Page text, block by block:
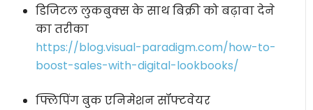
डिजिटल लुकबुक्स के साथ बिक्री को बढ़ावा देने
का तरीका
https://blog.visual-paradigm.com/how-to-
boost-sales-with-digital-lookbooks/
फ्लिपिंग बुक एनिमेशन सॉफ्टवेयर